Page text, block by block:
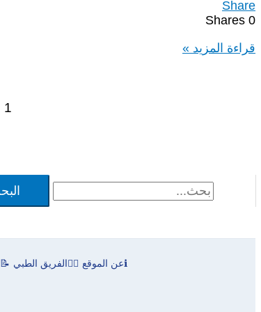
Share
0
Shares
مونتيلوساب
Montelosab
قراءة المزيد »
1
ا
ب
ℹ️عن الموقع 👨‍⚕️الفريق الطبي 📝